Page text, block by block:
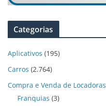
Categorias
Aplicativos (195)
Carros (2.764)
Compra e Venda de Locadoras
Franquias (3)